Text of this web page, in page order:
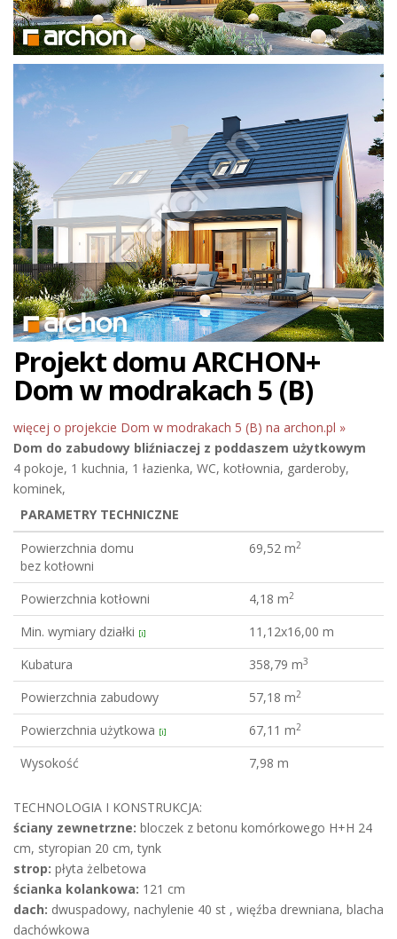
Projekt domu ARCHON+
Dom w modrakach 5 (B)
więcej o projekcie Dom w modrakach 5 (B) na archon.pl »
Dom do zabudowy bliźniaczej z poddaszem użytkowym
4 pokoje, 1 kuchnia, 1 łazienka, WC, kotłownia, garderoby,
kominek,
PARAMETRY TECHNICZNE
Powierzchnia domu
bez kotłowni
69,52 m2
Powierzchnia kotłowni 4,18 m2
Min. wymiary działki [i]
11,12x16,00 m
Kubatura
358,79 m3
Powierzchnia zabudowy 57,18 m2
Powierzchnia użytkowa [i] 67,11 m2
Wysokość 7,98 m
TECHNOLOGIA I KONSTRUKCJA:
ściany zewnetrzne: bloczek z betonu komórkowego H+H 24
cm, styropian 20 cm, tynk
strop: płyta żelbetowa
ścianka kolankowa: 121 cm
dach: dwuspadowy, nachylenie 40 st , więźba drewniana, blacha
dachówkowa